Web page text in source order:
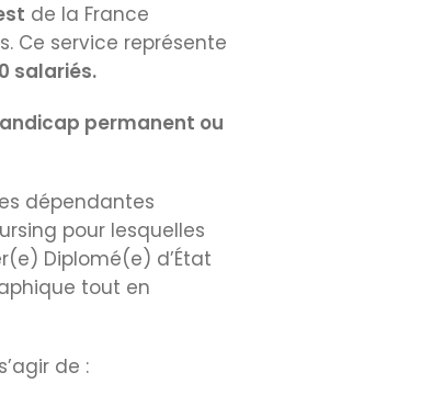
de la France
Ce service représente
salariés.
permanent ou
dépendantes
pour lesquelles
Diplomé(e) d’État
tout en
de :